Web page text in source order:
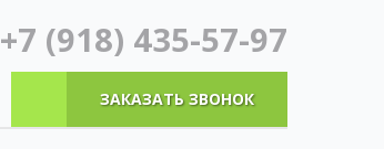
+7 (918) 435-57-97
ЗАКАЗАТЬ ЗВОНОК